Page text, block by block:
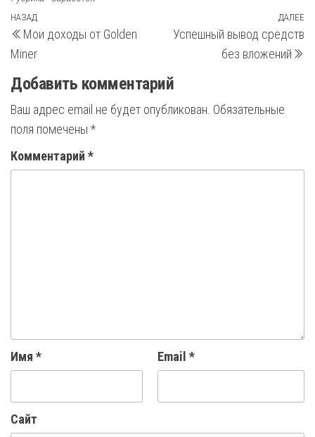
Навигация
по
Предыдущая
запись
НАЗАД
Мои доходы от Golden
Miner
ДАЛЕЕ
Успешный вывод средств
без вложений
Добавить комментарий
Ваш адрес email не будет опубликован. Обязательные
поля помечены *
Комментарий *
Имя * Email *
Сайт